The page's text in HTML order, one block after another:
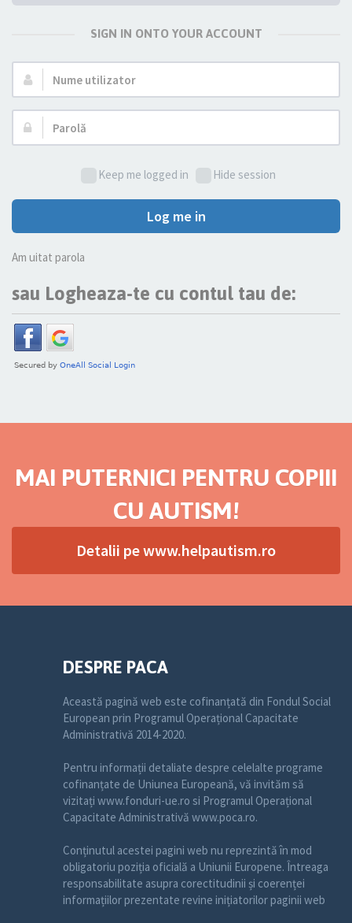
SIGN IN ONTO YOUR ACCOUNT
Nume
utilizator:
Parolă:
Keep me logged in Hide session
Log me in
Am uitat parola
sau Logheaza-te cu contul tau de:
MAI PUTERNICI PENTRU COPIII
CU AUTISM!
Detalii pe www.helpautism.ro
DESPRE PACA
Această pagină web este cofinanțată din Fondul Social
European prin Programul Operațional Capacitate
Administrativă 2014-2020.
Pentru informații detaliate despre celelalte programe
cofinanțate de Uniunea Europeană, vă invităm să
vizitați www.fonduri-ue.ro si Programul Operațional
Capacitate Administrativă www.poca.ro.
Conținutul acestei pagini web nu reprezintă în mod
obligatoriu poziția oficială a Uniunii Europene. Întreaga
responsabilitate asupra corectitudinii și coerenței
informațiilor prezentate revine inițiatorilor paginii web